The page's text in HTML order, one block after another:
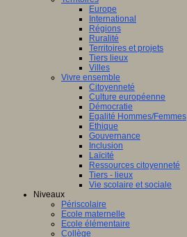
Europe
International
Régions
Ruralité
Territoires et projets
Tiers lieux
Villes
Vivre ensemble
Citoyenneté
Culture européenne
Démocratie
Egalité Hommes/Femmes
Ethique
Gouvernance
Inclusion
Laïcité
Ressources citoyenneté
Tiers - lieux
Vie scolaire et sociale
Niveaux
Périscolaire
Ecole maternelle
Ecole élémentaire
Collège